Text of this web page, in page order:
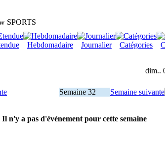
SPORTS
Hebdomadaire Journalier Catégories
dim..
Semaine 32 Semaine suivante
Il n'y a pas d'événement pour cette semaine